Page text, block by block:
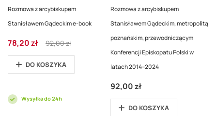
Rozmowa z arcybiskupem
Stanisławem Gądeckim e-book
Cena
promocyjna
78,20 zł
Regular
Price
92,00 zł
DO KOSZYKA
Wysyłka do 24h
Rozmowa z arcybiskupem
Stanisławem Gądeckim, metropolitą
poznańskim, przewodniczącym
Konferencji Episkopatu Polski w
latach 2014–2024
92,00 zł
DO KOSZYKA